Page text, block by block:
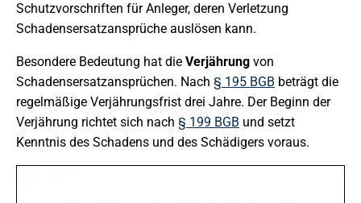
Schutzvorschriften für Anleger, deren Verletzung
Schadensersatzansprüche auslösen kann.
Besondere Bedeutung hat die Verjährung von
Schadensersatzansprüchen. Nach § 195 BGB beträgt die
regelmäßige Verjährungsfrist drei Jahre. Der Beginn der
Verjährung richtet sich nach § 199 BGB und setzt
Kenntnis des Schadens und des Schädigers voraus.